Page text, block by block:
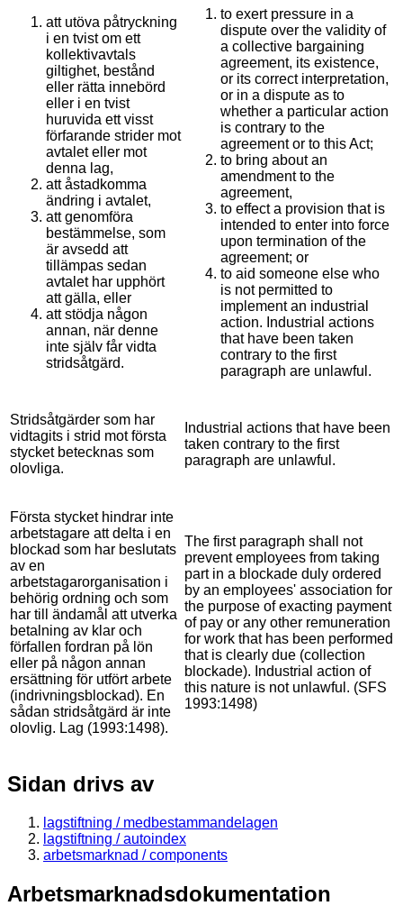
att utöva påtryckning
i en tvist om ett
kollektivavtals
giltighet, bestånd
eller rätta innebörd
eller i en tvist
huruvida ett visst
förfarande strider mot
avtalet eller mot
denna lag,
att åstadkomma
ändring i avtalet,
att genomföra
bestämmelse, som
är avsedd att
tillämpas sedan
avtalet har upphört
att gälla, eller
att stödja någon
annan, när denne
inte själv får vidta
stridsåtgärd.
to exert pressure in a
dispute over the validity of
a collective bargaining
agreement, its existence,
or its correct interpretation,
or in a dispute as to
whether a particular action
is contrary to the
agreement or to this Act;
to bring about an
amendment to the
agreement,
to effect a provision that is
intended to enter into force
upon termination of the
agreement; or
to aid someone else who
is not permitted to
implement an industrial
action. Industrial actions
that have been taken
contrary to the first
paragraph are unlawful.
Stridsåtgärder som har
vidtagits i strid mot första
stycket betecknas som
olovliga.
Industrial actions that have been
taken contrary to the first
paragraph are unlawful.
Första stycket hindrar inte
arbetstagare att delta i en
blockad som har beslutats
av en
arbetstagarorganisation i
behörig ordning och som
har till ändamål att utverka
betalning av klar och
förfallen fordran på lön
eller på någon annan
ersättning för utfört arbete
(indrivningsblockad). En
sådan stridsåtgärd är inte
olovlig. Lag (1993:1498).
The first paragraph shall not
prevent employees from taking
part in a blockade duly ordered
by an employees' association for
the purpose of exacting payment
of pay or any other remuneration
for work that has been performed
that is clearly due (collection
blockade). Industrial action of
this nature is not unlawful. (SFS
1993:1498)
Sidan drivs av
lagstiftning / medbestammandelagen
lagstiftning / autoindex
arbetsmarknad / components
Arbetsmarknadsdokumentation